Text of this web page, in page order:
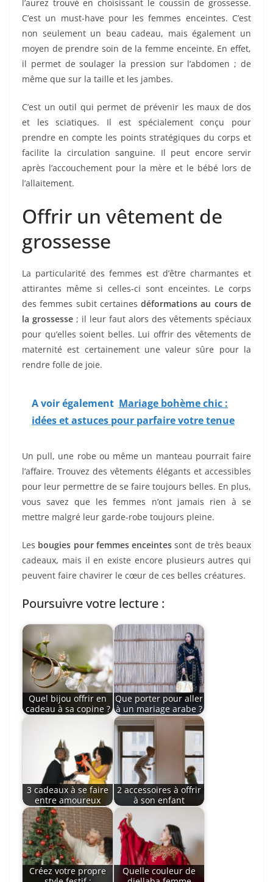
l’aurez trouvé en choisissant le coussin de grossesse.
C’est un must-have pour les femmes enceintes. C’est
non seulement un beau cadeau, mais également un
moyen de prendre soin de la femme enceinte. En effet,
il permet de soulager la pression sur l’abdomen ; de
même que sur la taille et les jambes.
C’est un outil qui permet de prévenir les maux de dos
et les sciatiques. Il est spécialement conçu pour
prendre en compte les points stratégiques du corps et
facilite la circulation sanguine. Il peut encore servir
après l’accouchement pour la mère et le bébé lors de
l’allaitement.
Offrir un vêtement de
grossesse
La particularité des femmes est d’être charmantes et
attirantes même si celles-ci sont enceintes. Le corps
des femmes subit certainesdéformations au cours de
la grossesse ; il leur faut alors des vêtements spéciaux
pour qu’elles soient belles. Lui offrir des vêtements de
maternité est certainement une valeur sûre pour la
rendre folle de joie.
A voir également Mariage bohème chic :
idées et astuces pour parfaire votre tenue
Un pull, une robe ou même un manteau pourrait faire
l’affaire. Trouvez des vêtements élégants et accessibles
pour leur permettre de se faire toujours belles. En plus,
vous savez que les femmes n’ont jamais rien à se
mettre malgré leur garde-robe toujours pleine.
Les bougies pour femmes enceintes sont de très beaux
cadeaux, mais il en existe encore plusieurs autres qui
peuvent faire chavirer le cœur de ces belles créatures.
Poursuivre votre lecture :
Quel bijou offrir en
cadeau à sa copine ?
Que porter pour aller
à un mariage arabe ?
3 cadeaux à se faire
entre amoureux
2 accessoires à offrir
à son enfant
Créez votre propre
Quelle couleur de